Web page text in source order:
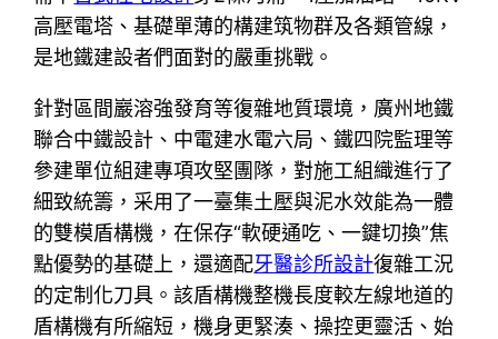
高壓電塔、基礎單薄的構建筑物群及各類管線，
是地鐵建設者們面對的嚴重挑戰。
針對區間巖溶強發育等復雜地質環境，廣州地鐵
聯合中鐵設計、中電建水電六局、鐵四院監理等
參建單位組建專項攻堅團隊，對施工組織進行了
細致統籌，采用了一臺集土壓與泥水效能為一體
的雙模盾構機，在保存“軟硬通吃、一鍵切換”焦
點優勢的基礎上，還適配牙醫診所設計復雜工況
的定制化刀具。該盾構機整機長度較左線地道的
盾構機有所縮短，機身更緊湊、操控更靈活、始